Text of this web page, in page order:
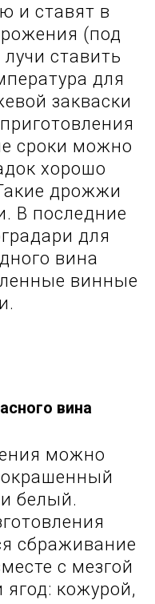
и ставят в
(под
ставить
для
закваски
сроки можно
хорошо
дрожжи
В последние
для
вина
винные
вина
можно
окрашенный
белый.
сбраживание
с мезгой
кожурой,